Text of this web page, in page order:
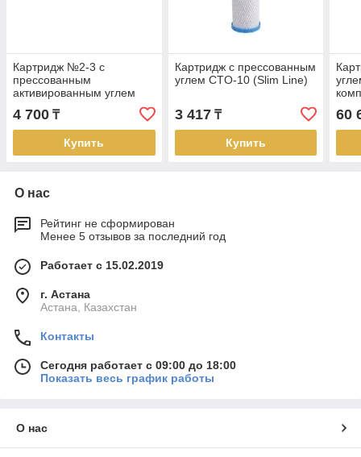
Картридж №2-3 с
прессованным
активированным углем
CF-CTO (RO System
SnowBug)
4 700 ₸
Купить
Картридж с прессованным
углем CTO-10 (Slim Line)
3 417₸
Купить
60
О нас
Рейтинг не сформирован
Менее 5 отзывов за последний год
Работает с 15.02.2019
г. Астана
Астана, Казахстан
Контакты
Сегодня работает с 09:00 до 18:00
Показать весь график работы
О нас